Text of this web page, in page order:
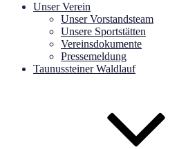
Unser Verein
Unser Vorstandsteam
Unsere Sportstätten
Vereinsdokumente
Pressemeldung
Taunussteiner Waldlauf